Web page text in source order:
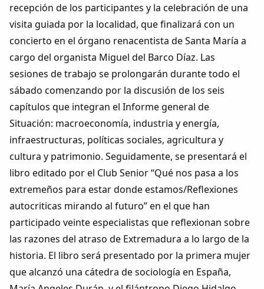
recepción de los participantes y la celebración de una
visita guiada por la localidad, que finalizará con un
concierto en el órgano renacentista de Santa María a
cargo del organista Miguel del Barco Díaz. Las
sesiones de trabajo se prolongarán durante todo el
sábado comenzando por la discusión de los seis
capítulos que integran el Informe general de
Situación: macroeconomía, industria y energía,
infraestructuras, políticas sociales, agricultura y
cultura y patrimonio. Seguidamente, se presentará el
libro editado por el Club Senior “Qué nos pasa a los
extremeños para estar donde estamos/Reflexiones
autocriticas mirando al futuro” en el que han
participado veinte especialistas que reflexionan sobre
las razones del atraso de Extremadura a lo largo de la
historia. El libro será presentado por la primera mujer
que alcanzó una cátedra de sociología en España,